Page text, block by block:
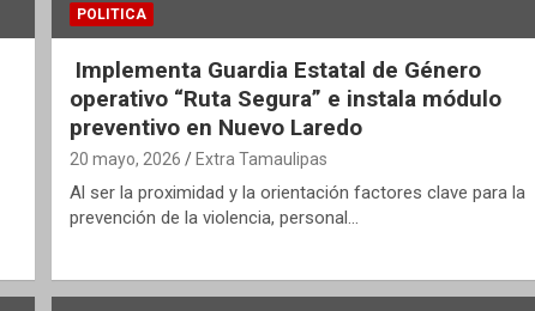
POLITICA
Implementa Guardia Estatal de Género
operativo “Ruta Segura” e instala módulo
preventivo en Nuevo Laredo
20 mayo, 2026 Extra Tamaulipas
Al ser la proximidad y la orientación factores clave para la
prevención de la violencia, personal…